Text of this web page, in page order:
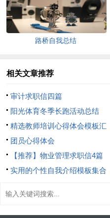
路桥自我总结
相关文章推荐
审计求职信四篇
阳光体育冬季长跑活动总结
精选教师培训心得体会模板汇
总8篇
团员心得体会
【推荐】物业管理求职信4篇
实用的个性自我介绍模板集合